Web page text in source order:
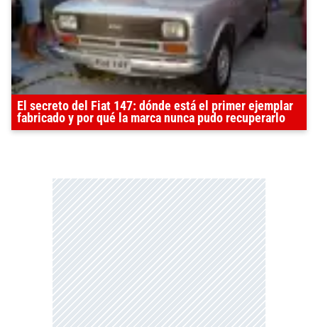
El secreto del Fiat 147: dónde está el primer ejemplar
fabricado y por qué la marca nunca pudo recuperarlo